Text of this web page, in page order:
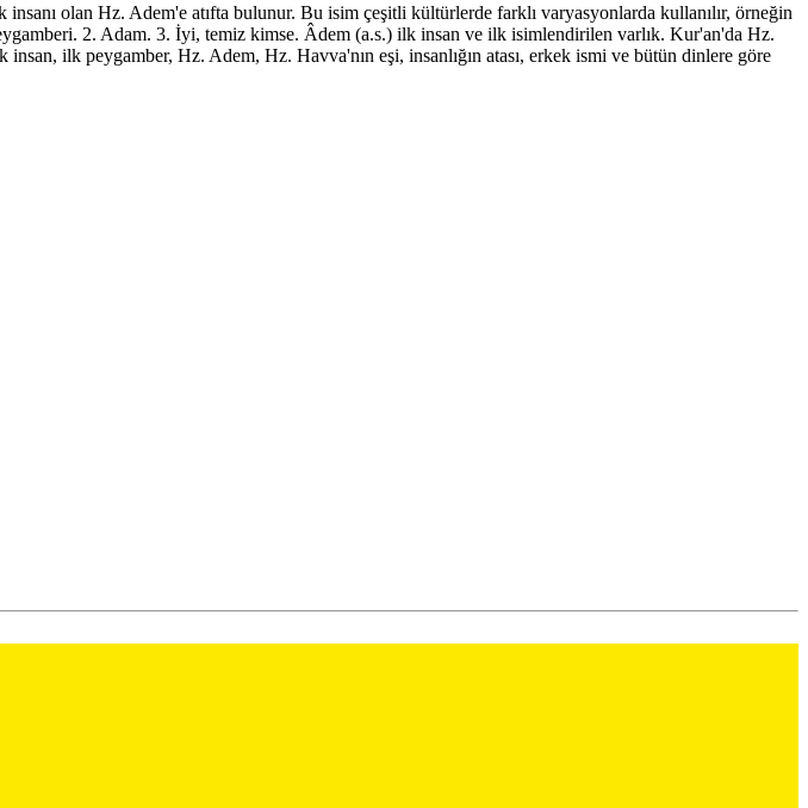
olan Hz. Adem'e atıfta bulunur. Bu isim çeşitli kültürlerde farklı varyasyonlarda kullanılır, örneğin
2. Adam. 3. İyi, temiz kimse. Âdem (a.s.) ilk insan ve ilk isimlendirilen varlık. Kur'an'da Hz.
ilk peygamber, Hz. Adem, Hz. Havva'nın eşi, insanlığın atası, erkek ismi ve bütün dinlere göre